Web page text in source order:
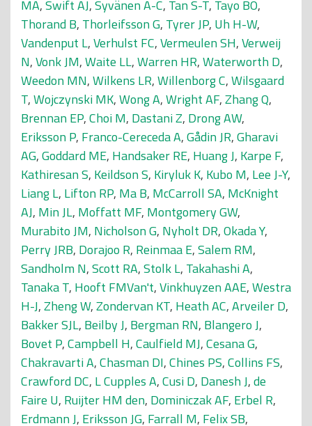
MA,Swift AJ,Syvänen A-C, Tan S-T, Tayo BO,
Thorand B, Thorleifsson G, Tyrer JP, Uh H-W,
Vandenput L,Verhulst FC,Vermeulen SH,Verweij
N,Vonk JM,Waite LL,Warren HR,Waterworth D,
Weedon MN,Wilkens LR,Willenborg C,Wilsgaard
T,Wojczynski MK,Wong A,Wright AF,Zhang Q,
Brennan EP,Choi M, Dastani Z, Drong AW,
Eriksson P, Franco-Cereceda A,Gådin JR,Gharavi
AG,Goddard ME, Handsaker RE, Huang J, Karpe F,
Kathiresan S, Keildson S, Kiryluk K, Kubo M, Lee J-Y,
Liang L, Lifton RP, Ma B, McCarroll SA, McKnight
AJ, Min JL, Moffatt MF, Montgomery GW,
Murabito JM, Nicholson G, Nyholt DR,Okada Y,
Perry JRB, Dorajoo R, Reinmaa E,Salem RM,
Sandholm N,Scott RA,Stolk L, Takahashi A,
Tanaka T, Hooft FMVan't,Vinkhuyzen AAE,Westra
H-J,Zheng W,Zondervan KT, Heath AC,Arveiler D,
Bakker SJL, Beilby J, Bergman RN, Blangero J,
Bovet P,Campbell H,Caulfield MJ,Cesana G,
Chakravarti A,Chasman DI,Chines PS,Collins FS,
Crawford DC, L Cupples A,Cusi D, Danesh J,de
Faire U, Ruijter HM den, Dominiczak AF, Erbel R,
Erdmann J, Eriksson JG, Farrall M, Felix SB,